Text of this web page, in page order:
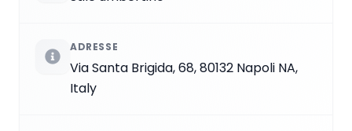
ADRESSE
Via Santa Brigida, 68, 80132 Napoli NA,
Italy